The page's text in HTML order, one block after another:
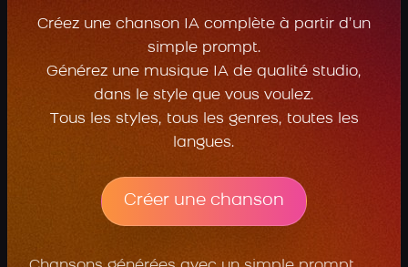
Créez une chanson IA complète à partir d’un
simple prompt.
Générez une musique IA de qualité studio,
dans le style que vous voulez.
Tous les styles, tous les genres, toutes les
langues.
Créer une chanson